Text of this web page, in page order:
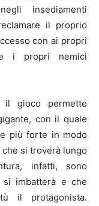
insediamenti
il proprio
con ai propri
i propri nemici
il gioco permette
con il quale
più forte in modo
si troverà lungo
infatti, sono
imbatterà e che
il protagonista.